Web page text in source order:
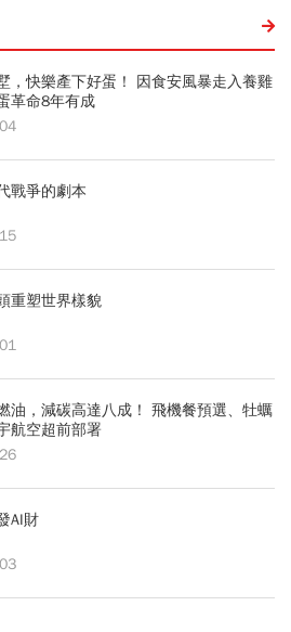
，快樂產下好蛋！ 因食安風暴走入養雞
革命8年有成
戰爭的劇本
重塑世界樣貌
油，減碳高達八成！ 飛機餐預選、牡蠣
航空超前部署
AI財